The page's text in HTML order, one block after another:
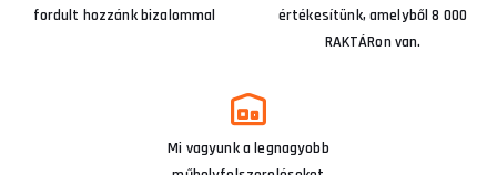
fordult hozzánk bizalommal
értékesítünk, amelyből 8 000
RAKTÁRon van.
Mi vagyunk a legnagyobb